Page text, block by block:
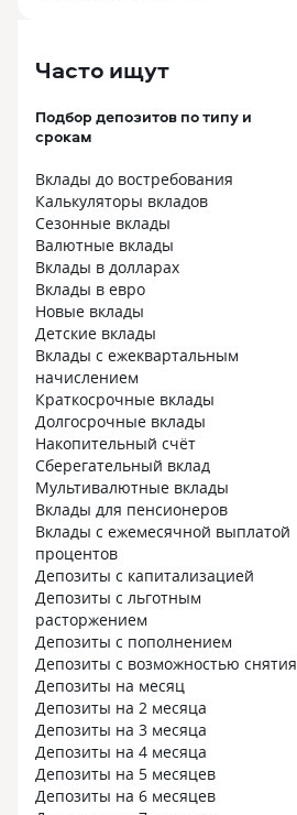
Часто ищут
Подбор депозитов по типу и
срокам
Вклады до востребования
Калькуляторы вкладов
Сезонные вклады
Валютные вклады
Вклады в долларах
Вклады в евро
Новые вклады
Детские вклады
Вклады с ежеквартальным
начислением
Краткосрочные вклады
Долгосрочные вклады
Накопительный счёт
Сберегательный вклад
Мультивалютные вклады
Вклады для пенсионеров
Вклады с ежемесячной выплатой
процентов
Депозиты с капитализацией
Депозиты с льготным
расторжением
Депозиты с пополнением
Депозиты с возможностью снятия
Депозиты на месяц
Депозиты на 2 месяца
Депозиты на 3 месяца
Депозиты на 4 месяца
Депозиты на 5 месяцев
Депозиты на 6 месяцев